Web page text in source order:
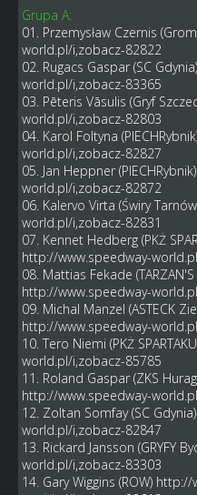
Grupa A:
01. Przemysław Czernis
world.pl/i,zobacz-82822
02. Rugacs Gaspar (SC Gdynia)
world.pl/i,zobacz-83365
03. Pēteris Vāsulis (Gryf
world.pl/i,zobacz-82803
04. Karol Foltyna
world.pl/i,zobacz-82827
05. Jan Heppner (PIECHRybnik)
world.pl/i,zobacz-82872
06. Kalervo Virta (Świry
world.pl/i,zobacz-82831
07. Kennet Hedberg (PKŻ
http://www.speedway-
08. Mattias Fekade (TARZAN'S
http://www.speedway-
09. Michal Manzel (ASTECK
http://www.speedway-
10. Tero Niemi (PKŻ
world.pl/i,zobacz-85785
11. Roland Gaspar (ZKS
http://www.speedway-
12. Zoltan Somfay (SC Gdynia)
world.pl/i,zobacz-82847
13. Rickard Jansson (GRYFY
world.pl/i,zobacz-83303
14. Gary Wiggins (ROW) http://